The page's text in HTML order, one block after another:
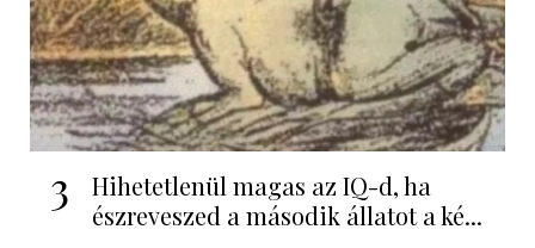
3
Hihetetlenül magas az IQ-d, ha
észreveszed a második állatot a ké...